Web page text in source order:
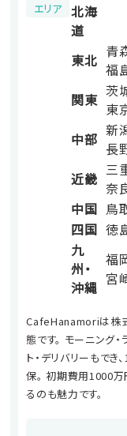
エリア
北海
道
東北 青
福
関東 茨
東
中部 新
長
近畿 三
奈
中国 鳥
四国 徳
九
州・
沖縄
福
宮
CafeHanamoriは株
態です。 モーニング
ト・デリバリーもで
保。 初期費用1000
るのも魅力です。